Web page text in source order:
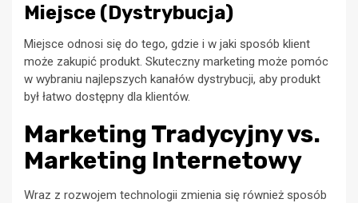
Miejsce (Dystrybucja)
Miejsce odnosi się do tego, gdzie i w jaki sposób klient
może zakupić produkt. Skuteczny marketing może pomóc
w wybraniu najlepszych kanałów dystrybucji, aby produkt
był łatwo dostępny dla klientów.
Marketing Tradycyjny vs.
Marketing Internetowy
Wraz z rozwojem technologii zmienia się również sposób